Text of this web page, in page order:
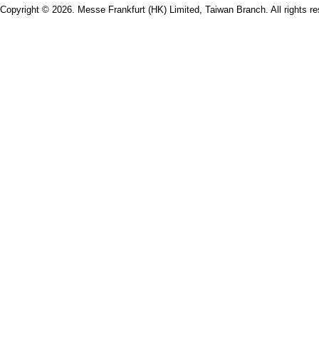
Copyright © 2026. Messe Frankfurt (HK) Limited, Taiwan Branch. All rights